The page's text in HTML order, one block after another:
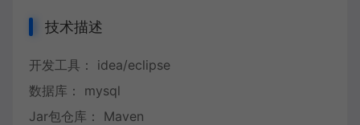
技术描述
开发工具： idea/eclipse
数据库： mysql
Jar包仓库： Maven